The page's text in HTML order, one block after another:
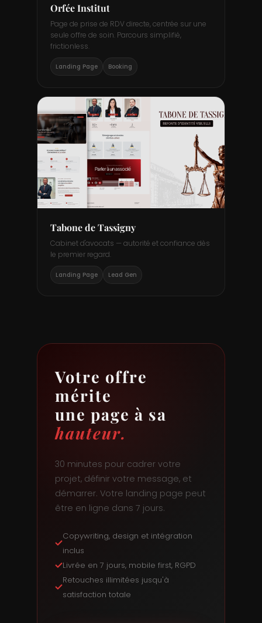
Orfée Institut
Page de prise de RDV directe, centrée sur une
seule offre de soin. Parcours simplifié,
frictionless.
Landing Page Booking
BTP · LP AUDIT GRATUIT
Tabone de Tassigny
Cabinet d'avocats — autorité et confiance dès
le premier regard.
Landing Page Lead Gen
Votre offre
mérite
une page à sa
hauteur.
30 minutes pour cadrer votre
projet, définir votre message, et
démarrer. Votre landing page peut
être en ligne dans 7 jours.
Copywriting, design et intégration
inclus
Livrée en 7 jours, mobile first, RGPD
Retouches illimitées jusqu'à
satisfaction totale